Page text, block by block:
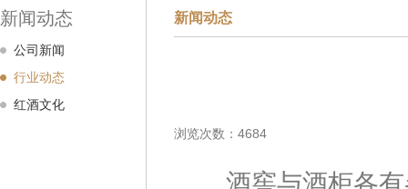
新闻动态
公司新闻
行业动态
红酒文化
新闻动态
浏览次数：4684
酒窖与酒柜各有